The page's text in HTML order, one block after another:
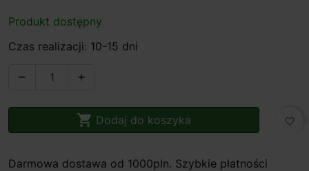
Produkt dostępny
Czas realizacji: 10-15 dni
 
 Dodaj do koszyka favorite_border
Darmowa dostawa od 1000pln. Szybkie płatności